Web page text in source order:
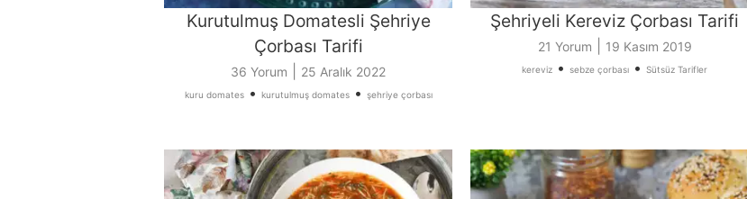
Kurutulmuş Domatesli Şehriye
Çorbası Tarifi
36 Yorum 25 Aralık 2022
kuru domates• kurutulmuş domates• şehriye çorbası
Şehriyeli Kereviz Çorbası Tarifi
21 Yorum 19 Kasım 2019
kereviz • sebze çorbası • Sütsüz Tarifler